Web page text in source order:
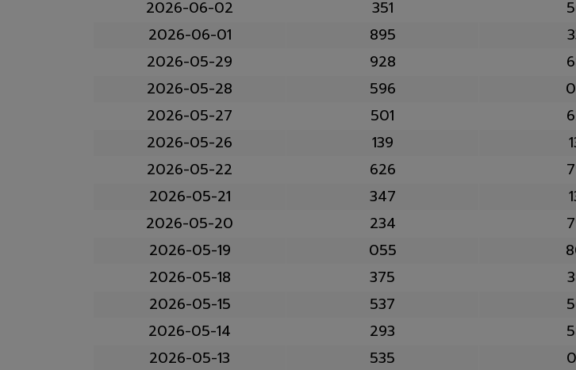
2026-06-02
351
2026-06-01
895
2026-05-29
928
2026-05-28
596
2026-05-27
501
2026-05-26
139
2026-05-22
626
2026-05-21
347
2026-05-20
234
2026-05-19
055
2026-05-18
375
2026-05-15
537
2026-05-14
293
2026-05-13
535